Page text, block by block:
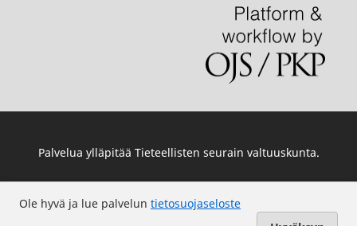
Ole hyvä ja lue palvelun tietosuojaseloste
Palvelua ylläpitää Tieteellisten seurain valtuuskunta.